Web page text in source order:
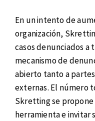
En un intento de
organización,
casos denunciados a
mecanismo de
abierto tanto a
externas. El número
Skretting se propone
herramienta e invitar